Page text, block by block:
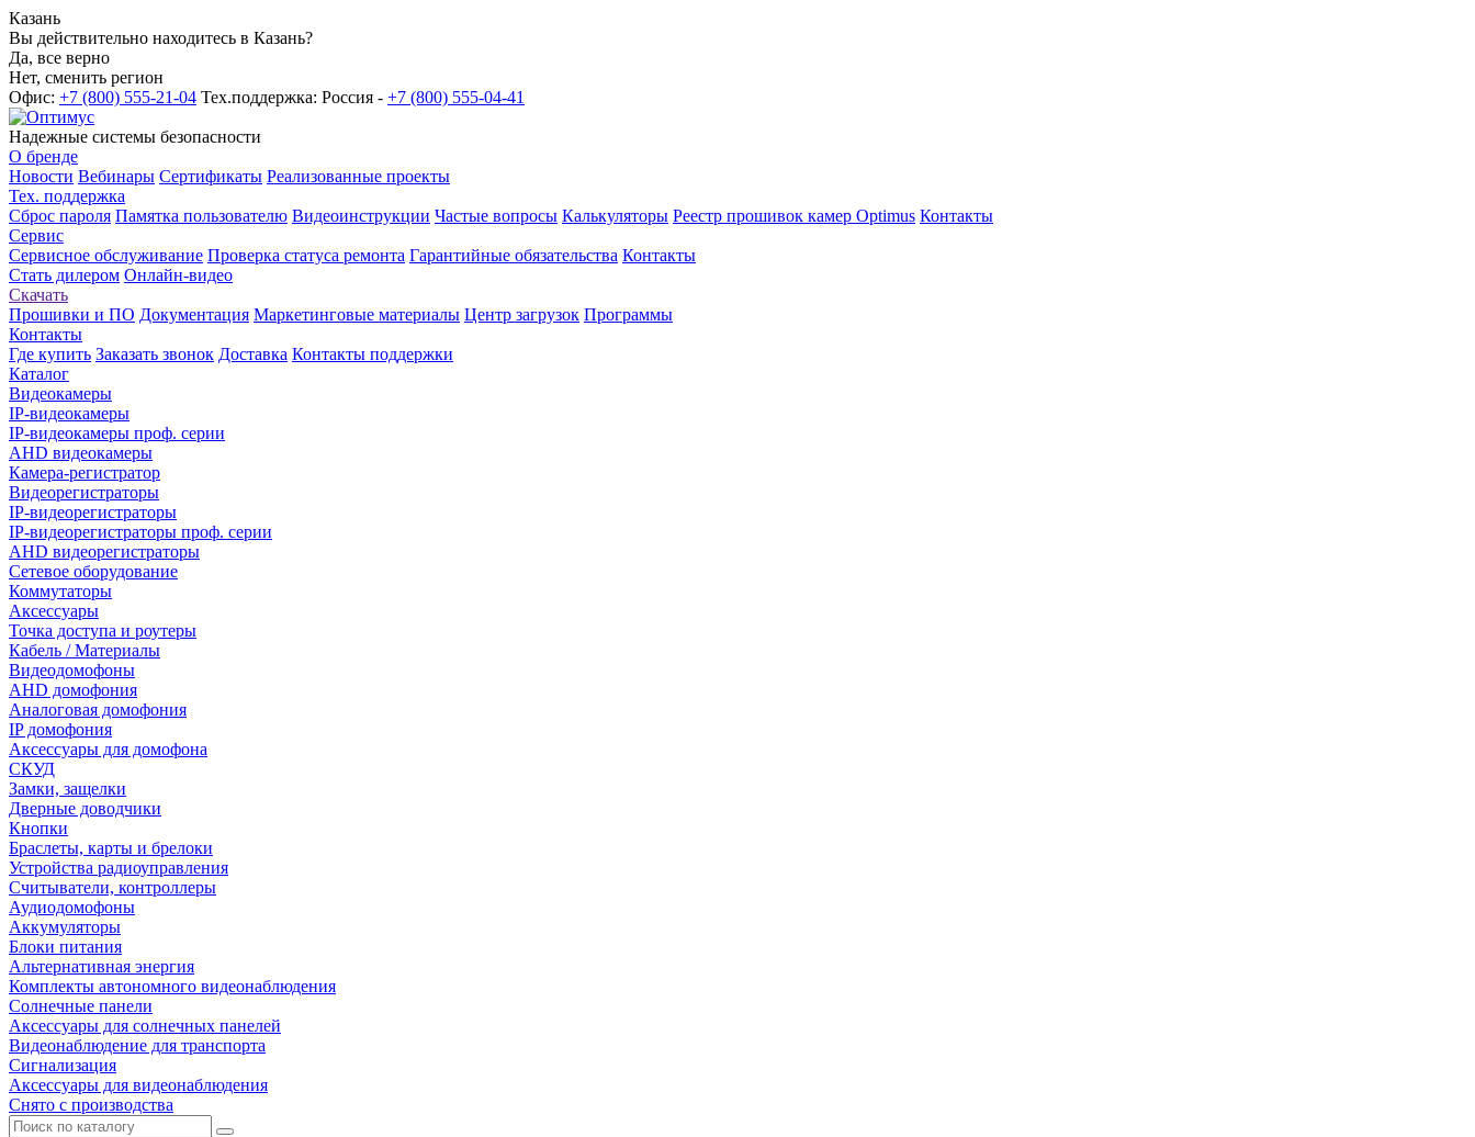
Казань
Вы действительно находитесь в Казань?
Да, все верно
Нет, сменить регион
Офис: +7 (800) 555-21-04 Тех.поддержка: Россия - +7 (800) 555-04-41
Надежные системы безопасности
О бренде
Новости Вебинары Сертификаты Реализованные проекты
Тех. поддержка
Сброс пароля Памятка пользователю Видеоинструкции Частые вопросы Калькуляторы Реестр прошивок камер Optimus Контакты
Сервис
Сервисное обслуживание Проверка статуса ремонта Гарантийные обязательства Контакты
Стать дилером Онлайн-видео
Скачать
Прошивки и ПО Документация Маркетинговые материалы Центр загрузок Программы
Контакты
Где купить Заказать звонок Доставка Контакты поддержки
Каталог
Видеокамеры
IP-видеокамеры
IP-видеокамеры проф. серии
AHD видеокамеры
Камера-регистратор
Видеорегистраторы
IP-видеорегистраторы
IP-видеорегистраторы проф. серии
AHD видеорегистраторы
Сетевое оборудование
Коммутаторы
Аксессуары
Точка доступа и роутеры
Кабель / Материалы
Видеодомофоны
AHD домофония
Аналоговая домофония
IP домофония
Аксессуары для домофона
СКУД
Замки, защелки
Дверные доводчики
Кнопки
Браслеты, карты и брелоки
Устройства радиоуправления
Считыватели, контроллеры
Аудиодомофоны
Аккумуляторы
Блоки питания
Альтернативная энергия
Комплекты автономного видеонаблюдения
Солнечные панели
Аксессуары для солнечных панелей
Видеонаблюдение для транспорта
Сигнализация
Аксессуары для видеонаблюдения
Снято с производства